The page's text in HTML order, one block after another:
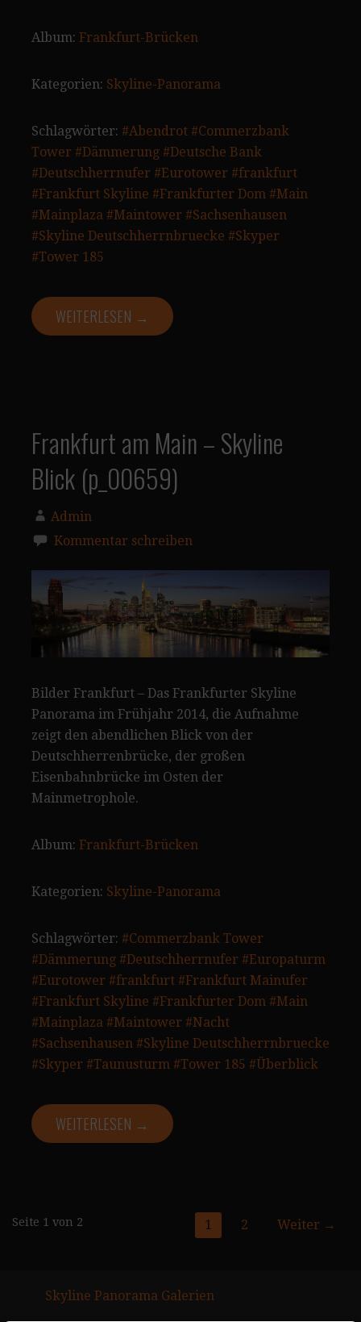
Album: Frankfurt-Brücken
Kategorien: Skyline-Panorama
Schlagwörter: #Abendrot #Commerzbank
Tower #Dämmerung #Deutsche Bank
#Deutschherrnufer #Eurotower #frankfurt
#Frankfurt Skyline #Frankfurter Dom #Main
#Mainplaza #Maintower #Sachsenhausen
#Skyline Deutschherrnbruecke #Skyper
#Tower 185
WEITERLESEN →
Frankfurt am Main – Skyline
Blick (p_00659)
Admin
Kommentar schreiben
Bilder Frankfurt – Das Frankfurter Skyline
Panorama im Frühjahr 2014, die Aufnahme
zeigt den abendlichen Blick von der
Deutschherrenbrücke, der großen
Eisenbahnbrücke im Osten der
Mainmetrophole.
Album: Frankfurt-Brücken
Kategorien: Skyline-Panorama
Schlagwörter: #Commerzbank Tower
#Dämmerung #Deutschherrnufer #Europaturm
#Eurotower #frankfurt #Frankfurt Mainufer
#Frankfurt Skyline #Frankfurter Dom #Main
#Mainplaza #Maintower #Nacht
#Sachsenhausen #Skyline Deutschherrnbruecke
#Skyper #Taunusturm #Tower 185 #Überblick
WEITERLESEN →
Gmedia
Navigation
Seite 1 von 2 1 2 Weiter →
Skyline Panorama Galerien